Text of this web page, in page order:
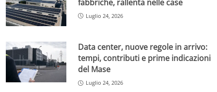
fabbriche, rallenta nelle case
Luglio 24, 2026
Data center, nuove regole in arrivo:
tempi, contributi e prime indicazioni
del Mase
Luglio 24, 2026